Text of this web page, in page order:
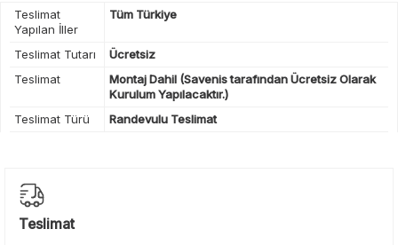
Teslimat
Yapılan İller
Tüm Türkiye
Teslimat Tutarı
Ücretsiz
Teslimat
Montaj Dahil (Savenis tarafından Ücretsiz Olarak
Kurulum Yapılacaktır.)
Teslimat Türü
Randevulu Teslimat
Teslimat